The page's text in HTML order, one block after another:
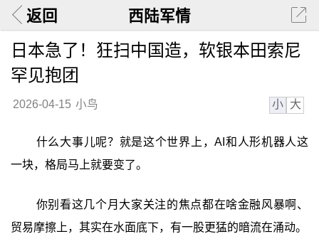
返回 西陆军情
日本急了！狂扫中国造，软银本田索尼
罕见抱团
2026-04-15 小鸟 小 大
什么大事儿呢？就是这个世界上，AI和人形机器人这
一块，格局马上就要变了。
你别看这几个月大家关注的焦点都在啥金融风暴啊、
贸易摩擦上，其实在水面底下，有一股更猛的暗流在涌动。